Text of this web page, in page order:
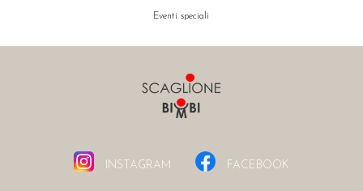
Eventi speciali
INSTAGRAM FACEBOOK